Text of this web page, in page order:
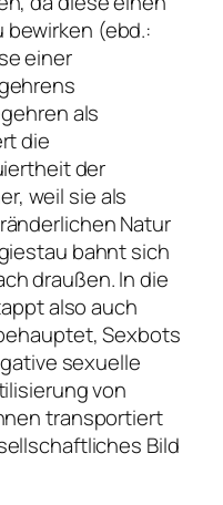
(ebd.:
einer
als
die
der
weil sie als
Natur
bahnt sich
draußen. In die
also auch
Sexbots
sexuelle
von
transportiert
Bild